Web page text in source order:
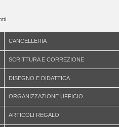
CANCELLERIA
SCRITTURA E CORREZIONE
DISEGNO E DIDATTICA
ORGANIZZAZIONE UFFICIO
ARTICOLI REGALO